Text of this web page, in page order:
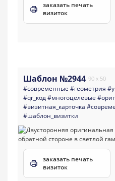
заказать печать
визиток
Шаблон №2944 90 x 50
#современные #геометрия
#qr_код#многоцелевые
#визитная_карточка
#шаблон_визитки
заказать печать
визиток